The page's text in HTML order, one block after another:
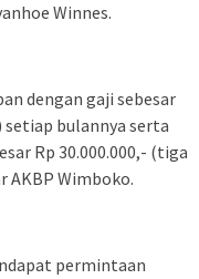
Winnes.
dengan gaji sebesar
setiap bulannya serta
Rp 30.000.000,- (tiga
AKBP Wimboko.
permintaan